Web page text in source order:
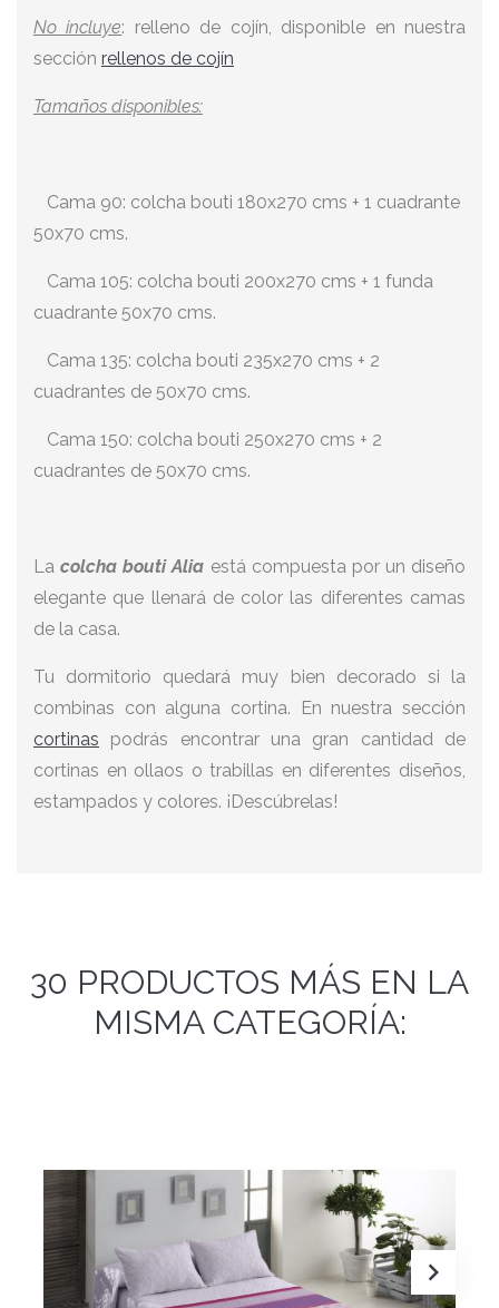
No incluye: relleno de cojín, disponible en nuestra
sección rellenos de cojín
Tamaños disponibles:
Cama 90: colcha bouti 180x270 cms + 1 cuadrante
50x70 cms.
Cama 105: colcha bouti 200x270 cms + 1 funda
cuadrante 50x70 cms.
Cama 135: colcha bouti 235x270 cms + 2
cuadrantes de 50x70 cms.
Cama 150: colcha bouti 250x270 cms + 2
cuadrantes de 50x70 cms.
Lacolcha bouti Alia está compuesta por un diseño
elegante que llenará de color las diferentes camas
de la casa.
Tu dormitorio quedará muy bien decorado si la
combinas con alguna cortina. En nuestra sección
cortinas podrás encontrar una gran cantidad de
cortinas en ollaos o trabillas en diferentes diseños,
estampados y colores. ¡Descúbrelas!
30 PRODUCTOS MÁS EN LA
MISMA CATEGORÍA: